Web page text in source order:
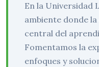
En la Universidad
ambiente donde
central del
Fomentamos la
enfoques y